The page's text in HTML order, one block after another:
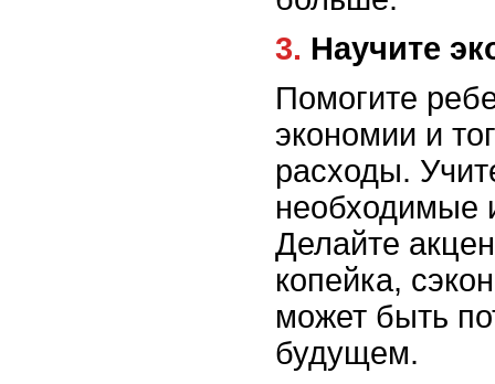
3. Научите
Помогите
экономии и
расходы.
необходимые
Делайте
копейка,
может быть
будущем.